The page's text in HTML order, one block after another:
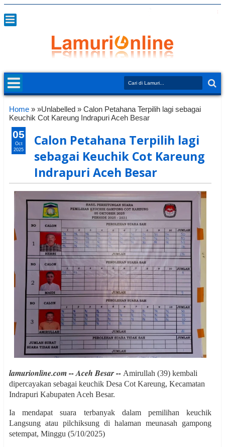
Home » »Unlabelled » Calon Petahana Terpilih lagi sebagai
Keuchik Cot Kareung Indrapuri Aceh Besar
Calon Petahana Terpilih lagi
sebagai Keuchik Cot Kareung
Indrapuri Aceh Besar
lamurionline.com -- Aceh Besar -- Amirullah (39) kembali
dipercayakan sebagai keuchik Desa Cot Kareung, Kecamatan
Indrapuri Kabupaten Aceh Besar.
Ia mendapat suara terbanyak dalam pemilihan keuchik
Langsung atau pilchiksung di halaman meunasah gampong
setempat, Minggu (5/10/2025)
05
Oct
2025